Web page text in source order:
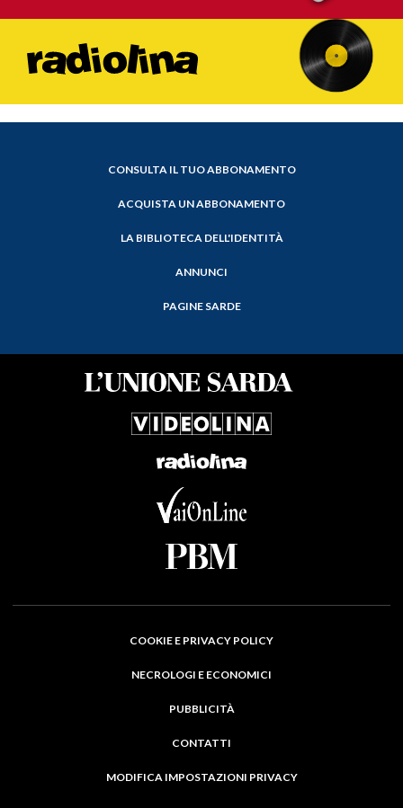
CONSULTA IL TUO ABBONAMENTO
ACQUISTA UN ABBONAMENTO
LA BIBLIOTECA DELL'IDENTITÀ
ANNUNCI
PAGINE SARDE
COOKIE E PRIVACY POLICY
NECROLOGI E ECONOMICI
PUBBLICITÀ
CONTATTI
MODIFICA IMPOSTAZIONI PRIVACY